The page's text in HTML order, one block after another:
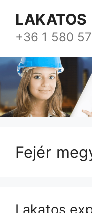
tartalomba
LAKATOS
+36 1 580
Fejér